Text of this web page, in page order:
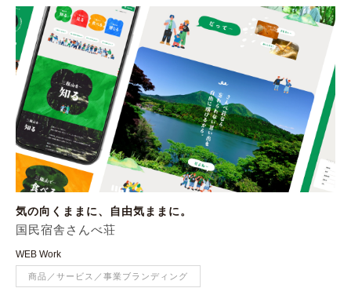
気の向くままに、自由気ままに。
国民宿舎さんべ荘
WEB Work
商品／サービス／事業ブランディング